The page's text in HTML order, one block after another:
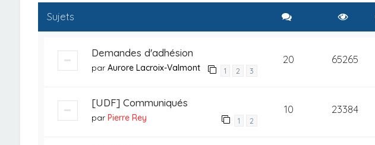
Sujets
Demandes d'adhésion
par Aurore Lacroix-Valmont 1 2 3
20 65265
[UDF] Communiqués
par Pierre Rey 1 2
10 23384